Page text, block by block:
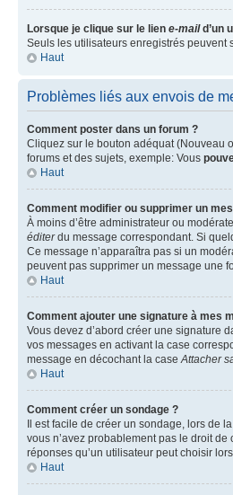
Lorsque je clique sur le lien e-maild’un
Seuls les utilisateurs enregistrés peuvent
Haut
Problèmes liés aux envois de
Comment poster dans un forum ?
Cliquez sur le bouton adéquat (Nouveau
forums et des sujets, exemple: Vous
Haut
Comment modifier ou supprimer un
À moins d’être administrateur ou
éditerdu message correspondant. Si
Ce message n’apparaîtra pas si un
peuvent pas supprimer un message une
Haut
Comment ajouter une signature à mes
Vous devez d’abord créer une signature
vos messages en activant la case
message en décochant la case Attacher
Haut
Comment créer un sondage ?
Il est facile de créer un sondage, lors de
vous n’avez probablement pas le droit
réponses qu’un utilisateur peut choisir
Haut